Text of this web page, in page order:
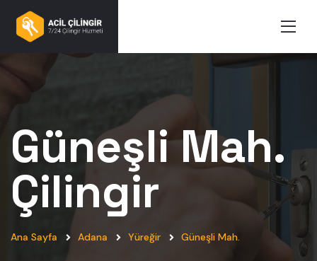
Güneşli Mah.
Çilingir
Ana Sayfa Adana Yüreğir Güneşli Mah.